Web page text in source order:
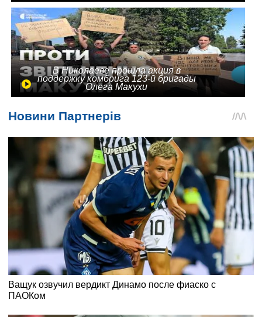
В Николаеве прошла акция в
поддержку комбрига 123-й бригады
Олега Макухи